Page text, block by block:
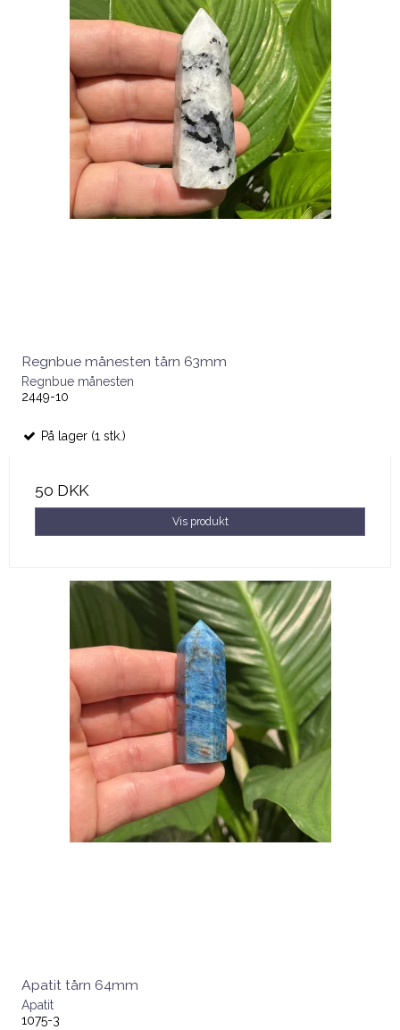
Regnbue månesten tårn 63mm
Regnbue månesten
2449-10
På lager (1 stk.)
50 DKK
Vis produkt
Apatit tårn 64mm
Apatit
1075-3